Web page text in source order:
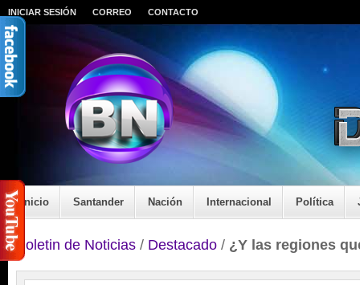
INICIAR SESIÓN CORREO CONTACTO
Inicio Santander Nación Internacional Política
Boletin de Noticias / Destacado / ¿Y las regiones